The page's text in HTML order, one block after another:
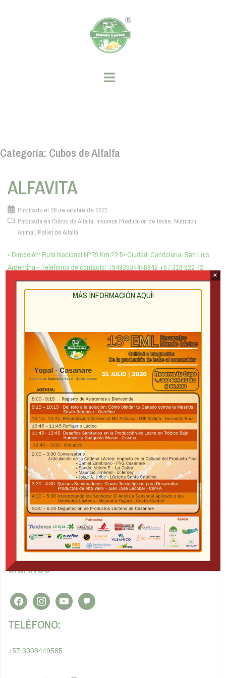
Categoría: Cubos de Alfalfa
ALFAVITA
Publicado el 28 de octubre de 2021
Publicada en Cubos de Alfalfa, Insumos Producción de leche, Nutrición
Animal, Pellet de Alfalfa
• Dirección: Ruta Nacional N°79 Km 22,5• Ciudad: Candelaria, San Luis,
Argentina.• Teléfonos de contacto: +5493534448842 +57 316 522 72
15 www.alfavita.arg Instagram Facebook PELLETS […]
MUNDO LÁCTEO
Nos dedicamos a proponer ideas que beneficien al sector
lácteo de Colombia.
Tratamiento y política de datos personales
SÍGANOS
facebookinstagramyoutube admin-
comments
TELÉFONO:
+57 3008449585
MÁS INFORMACIÓN AQUÍ!
×